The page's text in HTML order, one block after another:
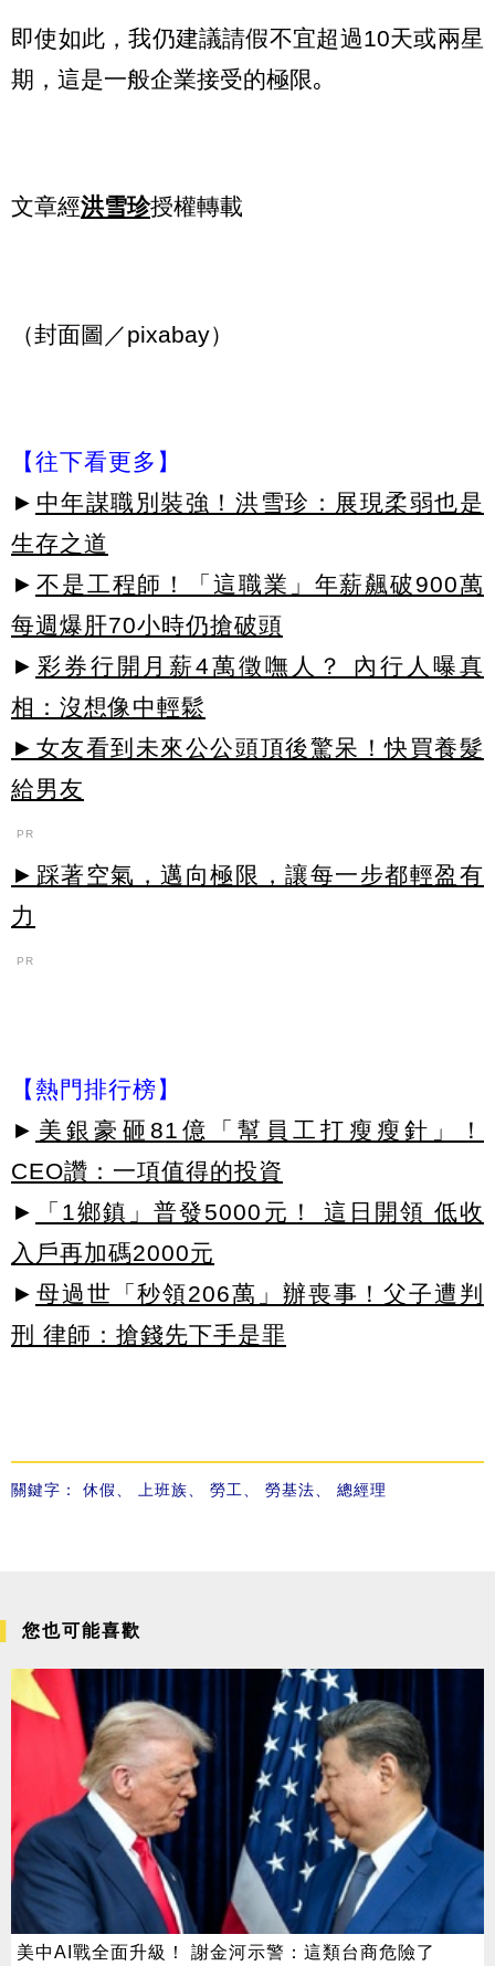
即使如此，我仍建議請假不宜超過10天或兩星
期，這是一般企業接受的極限｡
文章經洪雪珍授權轉載
（封面圖／pixabay）
【往下看更多】
► 中年謀職別裝強！洪雪珍：展現柔弱也是
生存之道
► 不是工程師！「這職業」年薪飆破900萬
每週爆肝70小時仍搶破頭
► 彩券行開月薪4萬徵嘸人？ 內行人曝真
相：沒想像中輕鬆
►女友看到未來公公頭頂後驚呆！快買養髮
給男友
PR
►踩著空氣，邁向極限，讓每一步都輕盈有
力
PR
【熱門排行榜】
► 美銀豪砸81億「幫員工打瘦瘦針」！
CEO讚：一項值得的投資
►
「1鄉鎮」普發5000元！ 這日開領 低收
入戶再加碼2000元
► 母過世「秒領206萬」辦喪事！父子遭判
刑 律師：搶錢先下手是罪
關鍵字： 休假 上班族 勞工 勞基法 總經理
您也可能喜歡
美中AI戰全面升級！ 謝金河示警：這類台商危險了